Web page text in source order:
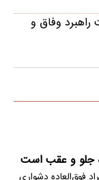
راهبرد وفاق و
جلو و عقب است